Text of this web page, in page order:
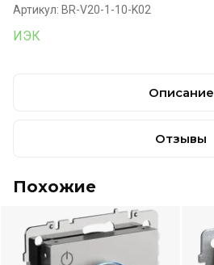
Артикул: BR-V20-1-10-K02
ИЭК
Описание
Отзывы
Похожие